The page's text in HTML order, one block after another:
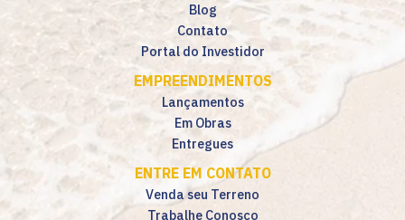
Blog
Contato
Portal do Investidor
EMPREENDIMENTOS
Lançamentos
Em Obras
Entregues
ENTRE EM CONTATO
Venda seu Terreno
Trabalhe Conosco